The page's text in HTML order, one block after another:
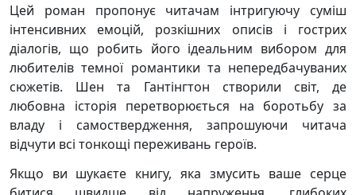
Цей роман пропонує читачам інтригуючу суміш
інтенсивних емоцій, розкішних описів і гострих
діалогів, що робить його ідеальним вибором для
любителів темної романтики та непередбачуваних
сюжетів. Шен та Гантінгтон створили світ, де
любовна історія перетворюється на боротьбу за
владу і самоствердження, запрошуючи читача
відчути всі тонкощі переживань героїв.
Якщо ви шукаєте книгу, яка змусить ваше серце